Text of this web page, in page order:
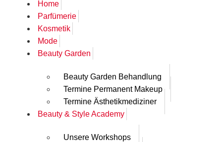
Home
Parfümerie
Kosmetik
Mode
Beauty Garden
Beauty Garden Behandlung
Termine Permanent Makeup
Termine Ästhetikmediziner
Beauty & Style Academy
Unsere Workshops